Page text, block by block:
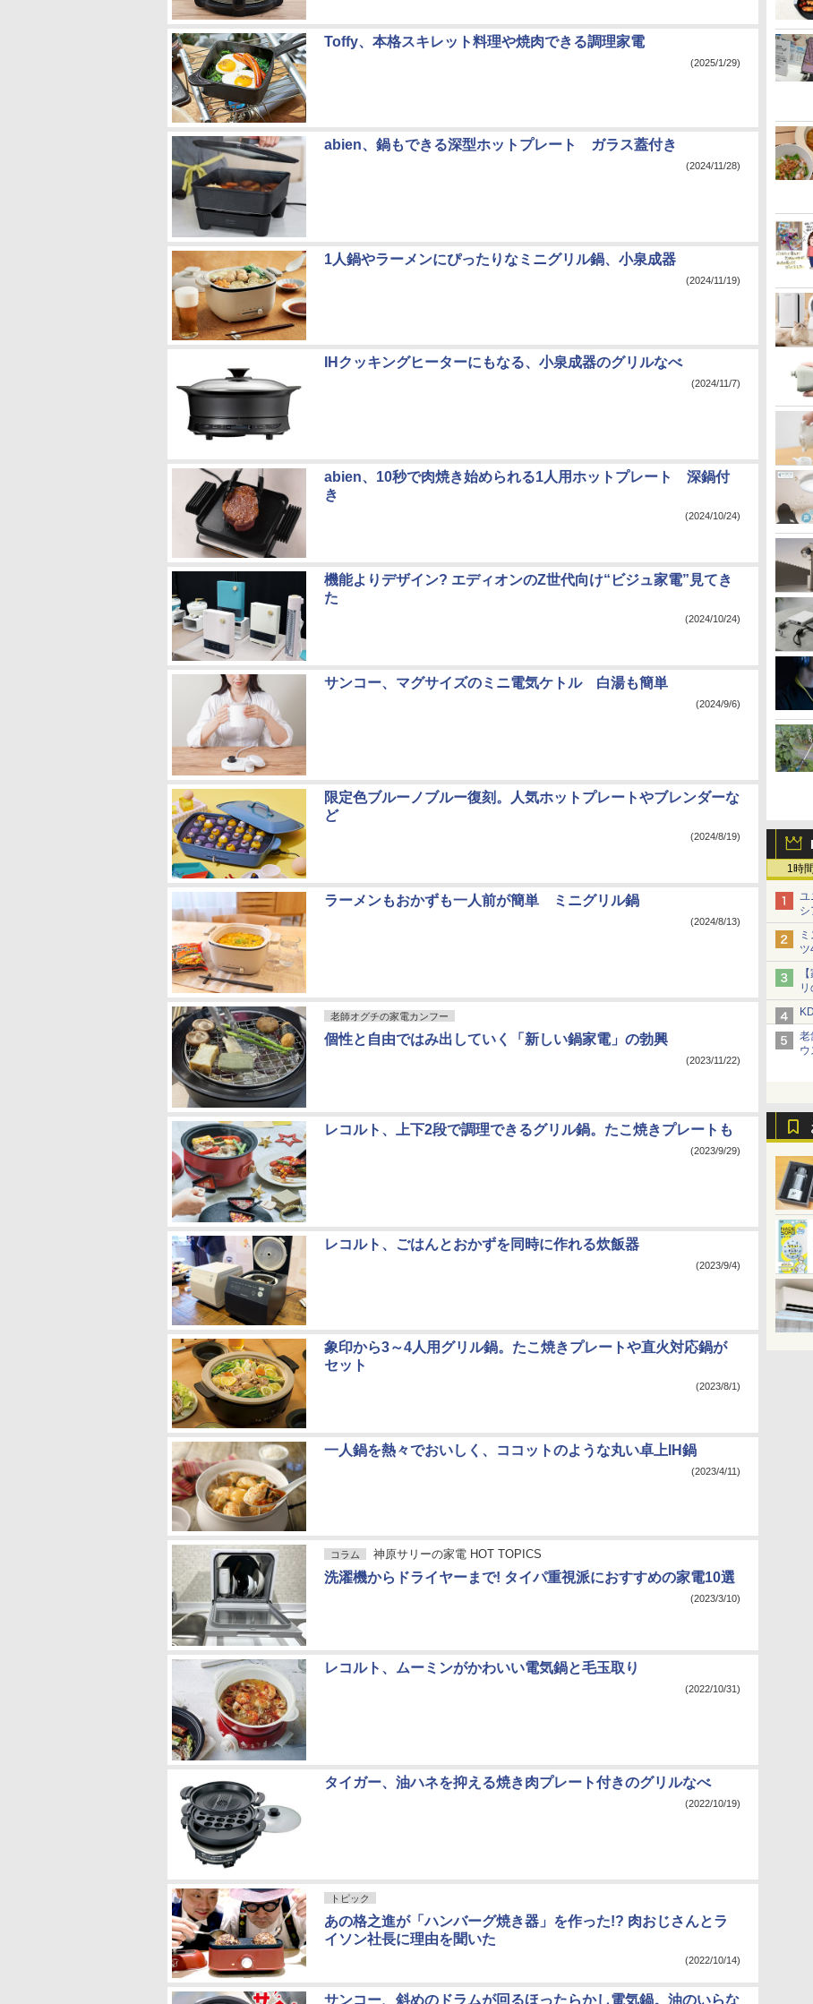
1時間
ユ
シ
ツ
老
Toffy、本格スキレット料理や焼肉できる調理家電
(2025/1/29)
abien、鍋もできる深型ホットプレート ガラス蓋付き
(2024/11/28)
1人鍋やラーメンにぴったりなミニグリル鍋、小泉成器
(2024/11/19)
IHクッキングヒーターにもなる、小泉成器のグリルなべ
(2024/11/7)
abien、10秒で肉焼き始められる1人用ホットプレート 深鍋付
き
(2024/10/24)
機能よりデザイン? エディオンのZ世代向け“ビジュ家電”見てき
た
(2024/10/24)
サンコー、マグサイズのミニ電気ケトル 白湯も簡単
(2024/9/6)
限定色ブルーノブルー復刻。人気ホットプレートやブレンダーな
ど
(2024/8/19)
ラーメンもおかずも一人前が簡単 ミニグリル鍋
(2024/8/13)
老師オグチの家電カンフー
個性と自由ではみ出していく「新しい鍋家電」の勃興
(2023/11/22)
レコルト、上下2段で調理できるグリル鍋。たこ焼きプレートも
(2023/9/29)
レコルト、ごはんとおかずを同時に作れる炊飯器
(2023/9/4)
象印から3～4人用グリル鍋。たこ焼きプレートや直火対応鍋が
セット
(2023/8/1)
一人鍋を熱々でおいしく、ココットのような丸い卓上IH鍋
(2023/4/11)
コラム 神原サリーの家電 HOT TOPICS
洗濯機からドライヤーまで! タイパ重視派におすすめの家電10選
(2023/3/10)
レコルト、ムーミンがかわいい電気鍋と毛玉取り
(2022/10/31)
タイガー、油ハネを抑える焼き肉プレート付きのグリルなべ
(2022/10/19)
トピック
あの格之進が「ハンバーグ焼き器」を作った!? 肉おじさんとラ
イソン社長に理由を聞いた
(2022/10/14)
サンコー、斜めのドラムが回るほったらかし電気鍋。油のいらな